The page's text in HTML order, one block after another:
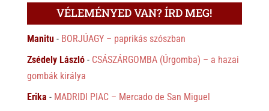
VÉLEMÉNYED VAN? ÍRD MEG!
Manitu- BORJÚAGY – paprikás szószban
Zsédely László- CSÁSZÁRGOMBA (Úrgomba) – a hazai
gombák királya
Erika - MADRIDI PIAC – Mercado de San Miguel